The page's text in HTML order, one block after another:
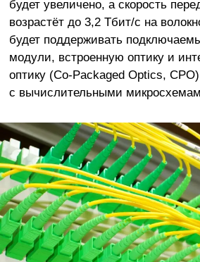
будет увеличено, а скорость
возрастёт до 3,2 Тбит/с на
будет поддерживать
модули, встроенную оптику и
оптику (Co-Packaged Optics,
с вычислительными